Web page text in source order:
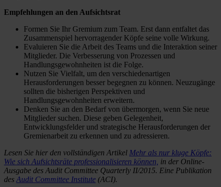
Empfehlungen an den Aufsichtsrat
Formen Sie Ihr Gremium zum Team. Erst dann entfaltet das
Zusammenspiel hervorragender Köpfe seine volle Wirkung.
Evaluieren Sie die Arbeit des Teams und die Interaktion seiner
Mitglieder. Die Verbesserung von Prozessen und
Handlungsgewohnheiten ist die Folge.
Nutzen Sie Vielfalt, um den verschiedenartigen
Herausforderungen besser begegnen zu können. Neuzugänge
sollten die bisherigen Perspektiven und
Handlungsgewohnheiten erweitern.
Denken Sie an den Bedarf von übermorgen, wenn Sie neue
Mitglieder suchen. Diese geben Gelegenheit,
Entwicklungsfelder und strategische Herausforderungen der
Gremienarbeit zu erkennen und zu adressieren.
Lesen Sie hier den vollständigen Artikel Mehr als nur kluge Köpfe:
Wie sich Aufsichtsräte professionalisieren können, in der Online-
Ausgabe des Audit Committee Quarterly II/2015. Eine Publikation
des Audit Committee Institute (ACI).